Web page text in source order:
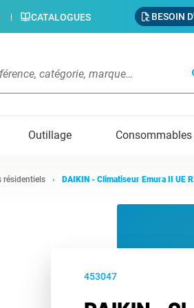
CATALOGUES BESOIN
Outillage Consommables
résidentiels DAIKIN - Climatiseur Emura II UE
453047